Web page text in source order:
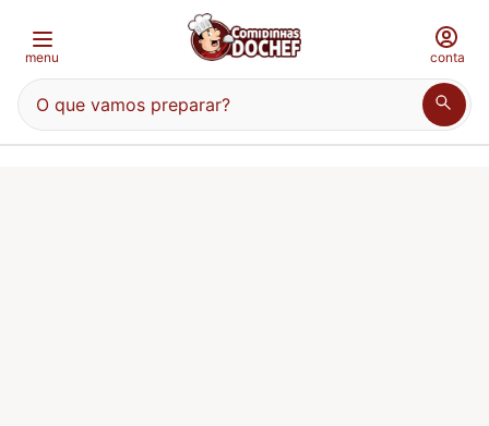
menu
O que vamos preparar?
conta